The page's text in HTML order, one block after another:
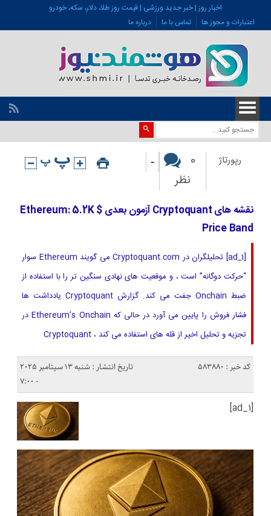
اخبار روز | خبر جدید ورزشی | قیمت روز طلا، دلار، سکه، خودرو
اعتبارات و مجوز ها
تماس با ما درباره ما
رپورتاژ
0
نظر
-
نقشه های Cryptoquant آزمون بعدی Ethereum: 5.2K $
Price Band
[ad_1] تحلیلگران در Cryptoquant.com می گویند Ethereum سوار
“حرکت دوگانه” است ، و موقعیت های نهادی سنگین تر را با استفاده از
ضبط Onchain جفت می کند. گزارش Cryptoquant یادداشت ها
فشار فروش را پایین می آورد در حالی که Ethereum’s Onchain در
تجزیه و تحلیل اخیر از قله های استفاده می کند ، Cryptoquant
کد خبر : 583880
تاریخ انتشار : شنبه 13 سپتامبر 2025
- 7:00
[ad_1]